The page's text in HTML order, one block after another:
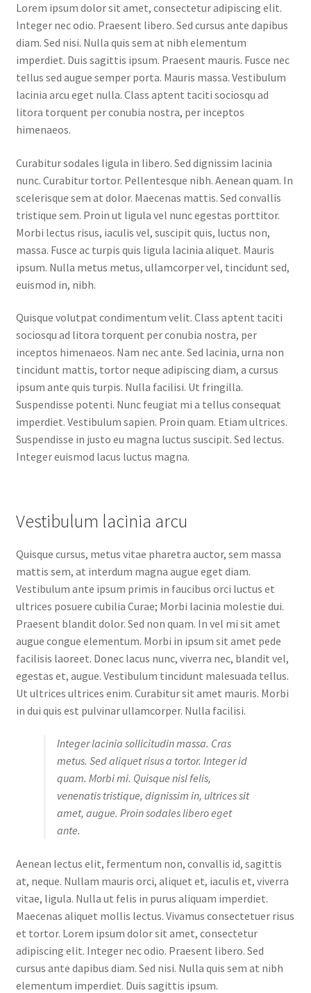
Lorem ipsum dolor sit amet, consectetur adipiscing elit.
Integer nec odio. Praesent libero. Sed cursus ante dapibus
diam. Sed nisi. Nulla quis sem at nibh elementum
imperdiet. Duis sagittis ipsum. Praesent mauris. Fusce nec
tellus sed augue semper porta. Mauris massa. Vestibulum
lacinia arcu eget nulla. Class aptent taciti sociosqu ad
litora torquent per conubia nostra, per inceptos
himenaeos.
Curabitur sodales ligula in libero. Sed dignissim lacinia
nunc. Curabitur tortor. Pellentesque nibh. Aenean quam. In
scelerisque sem at dolor. Maecenas mattis. Sed convallis
tristique sem. Proin ut ligula vel nunc egestas porttitor.
Morbi lectus risus, iaculis vel, suscipit quis, luctus non,
massa. Fusce ac turpis quis ligula lacinia aliquet. Mauris
ipsum. Nulla metus metus, ullamcorper vel, tincidunt sed,
euismod in, nibh.
Quisque volutpat condimentum velit. Class aptent taciti
sociosqu ad litora torquent per conubia nostra, per
inceptos himenaeos. Nam nec ante. Sed lacinia, urna non
tincidunt mattis, tortor neque adipiscing diam, a cursus
ipsum ante quis turpis. Nulla facilisi. Ut fringilla.
Suspendisse potenti. Nunc feugiat mi a tellus consequat
imperdiet. Vestibulum sapien. Proin quam. Etiam ultrices.
Suspendisse in justo eu magna luctus suscipit. Sed lectus.
Integer euismod lacus luctus magna.
Vestibulum lacinia arcu
Quisque cursus, metus vitae pharetra auctor, sem massa
mattis sem, at interdum magna augue eget diam.
Vestibulum ante ipsum primis in faucibus orci luctus et
ultrices posuere cubilia Curae; Morbi lacinia molestie dui.
Praesent blandit dolor. Sed non quam. In vel mi sit amet
augue congue elementum. Morbi in ipsum sit amet pede
facilisis laoreet. Donec lacus nunc, viverra nec, blandit vel,
egestas et, augue. Vestibulum tincidunt malesuada tellus.
Ut ultrices ultrices enim. Curabitur sit amet mauris. Morbi
in dui quis est pulvinar ullamcorper. Nulla facilisi.
Integer lacinia sollicitudin massa. Cras
metus. Sed aliquet risus a tortor. Integer id
quam. Morbi mi. Quisque nisl felis,
venenatis tristique, dignissim in, ultrices sit
amet, augue. Proin sodales libero eget
ante.
Aenean lectus elit, fermentum non, convallis id, sagittis
at, neque. Nullam mauris orci, aliquet et, iaculis et, viverra
vitae, ligula. Nulla ut felis in purus aliquam imperdiet.
Maecenas aliquet mollis lectus. Vivamus consectetuer risus
et tortor. Lorem ipsum dolor sit amet, consectetur
adipiscing elit. Integer nec odio. Praesent libero. Sed
cursus ante dapibus diam. Sed nisi. Nulla quis sem at nibh
elementum imperdiet. Duis sagittis ipsum.